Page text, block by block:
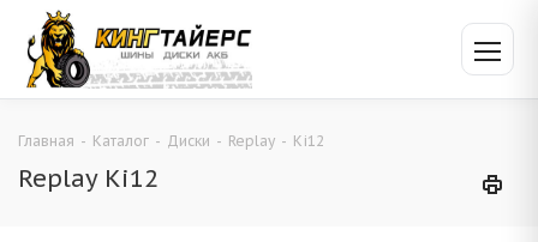
Главная - Каталог - Диски - Replay - Ki12
Replay Ki12